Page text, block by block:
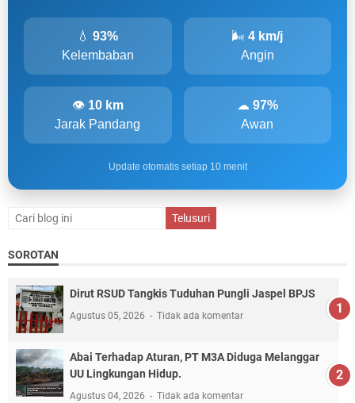
💧93%
Kelembaban
🌬4 km/j
Angin
👁 10 km
Jarak Pandang
☁ 97%
Awan
Update otomatis setiap 10 menit
SOROTAN
Dirut RSUD Tangkis Tuduhan Pungli Jaspel BPJS
Agustus 05, 2026 Tidak ada komentar
Abai Terhadap Aturan, PT M3A Diduga Melanggar
UU Lingkungan Hidup.
Agustus 04, 2026 Tidak ada komentar